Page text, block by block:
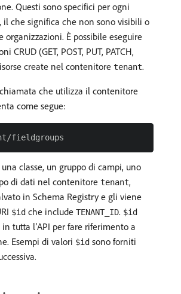
Questi sono specifici per ogni
il che significa che non sono visibili o
organizzazioni. È possibile eseguire
CRUD (GET, POST, PUT, PATCH,
create nel contenitore tenant.
che utilizza il contenitore
come segue:
classe, un gruppo di campi, uno
di dati nel contenitore tenant,
in Schema Registry e gli viene
$id che include TENANT_ID. $id
tutta l’API per fare riferimento a
Esempi di valori $id sono forniti